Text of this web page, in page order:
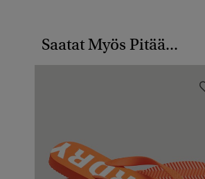
Saatat Myös Pitää...